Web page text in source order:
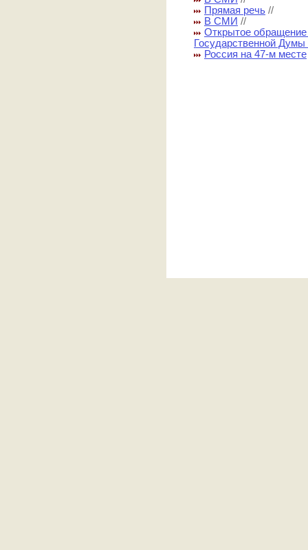
Прямая речь //
В СМИ //
Открытое обращение
Государственной Думы
Россия на 47-м месте